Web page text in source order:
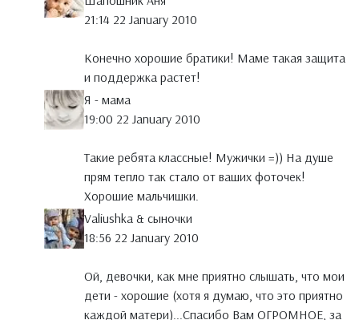
21:14 22 January 2010
Конечно хорошие братики! Маме такая защита
и поддержка растет!
Я - мама
19:00 22 January 2010
Такие ребята классные! Мужички =)) На душе
прям тепло так стало от ваших фоточек!
Хорошие мальчишки.
Valiushka & сыночки
18:56 22 January 2010
Ой, девочки, как мне приятно слышать, что мои
дети - хорошие (хотя я думаю, что это приятно
каждой матери)...Спасибо Вам ОГРОМНОЕ, за